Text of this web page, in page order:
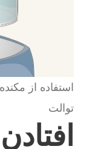
استفاده از
توالت
افتادن